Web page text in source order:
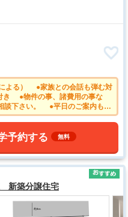
よる） ●家族との会話も弾む対
き ●物件の事、諸費用の事な
談下さい。 ●平日のご案内も可
いませ。
予約する 無料
新築分譲住宅